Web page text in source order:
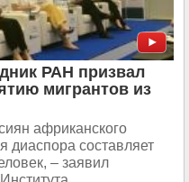
РАН призвал
мигрантов из
африканского
диаспора составляет
– заявил